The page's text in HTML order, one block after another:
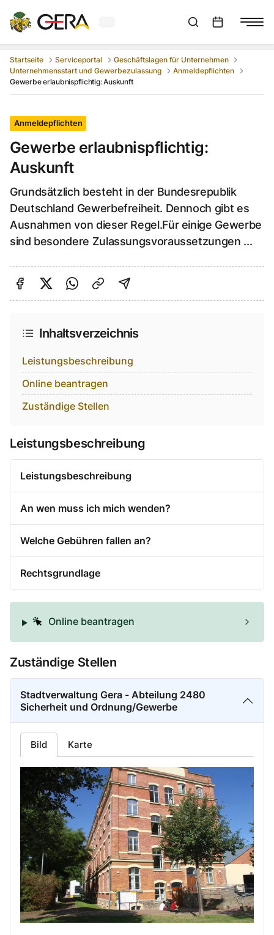
Aktuelles Wetter in GeraSuchleiste anzeigen
Startseite Serviceportal
Geschäftslagen für Unternehmen
Unternehmensstart und Gewerbezulassung
Anmeldepflichten
Gewerbe erlaubnispflichtig: Auskunft
Anmeldepflichten
Gewerbe erlaubnispflichtig:
Auskunft
Grundsätzlich besteht in der Bundesrepublik
Deutschland Gewerbefreiheit. Dennoch gibt es
Ausnahmen von dieser Regel.Für einige Gewerbe
sind besondere Zulassungsvoraussetzungen ...
Auf Facebook teilen
Auf Twitter teilen
Per Link teilen
shareViaEmail
Inhaltsverzeichnis
Leistungsbeschreibung
Online beantragen
Zuständige Stellen
Leistungsbeschreibung
Leistungsbeschreibung
An wen muss ich mich wenden?
Welche Gebühren fallen an?
Rechtsgrundlage
Online beantragen
Zuständige Stellen
Stadtverwaltung Gera - Abteilung 2480
Sicherheit und Ordnung/Gewerbe
Bild Karte